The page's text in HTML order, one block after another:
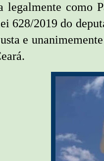
legalmente como
628/2019 do
e